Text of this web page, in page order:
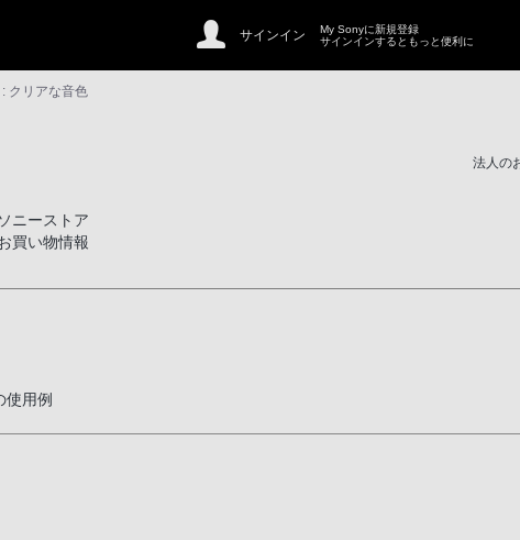
サインイン
My Sonyに新規登録
サインインするともっと便利に
クリアな音色
法人の
ソニーストア
買い物情報
使用例